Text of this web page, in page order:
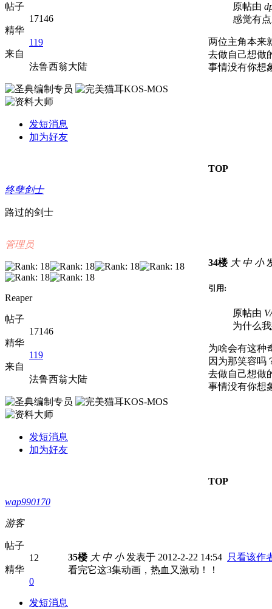
帖子
17146
精华
119
来自
法鲁西翁大陆
发短消息
加为好友
原帖由
感觉有
两位主角本来
去做自己想做
事情没有你想
TOP
终孽剑士
路过的剑士
管理员
Reaper
帖子
17146
精华
119
来自
法鲁西翁大陆
发短消息
加为好友
34楼 大 中 小
引用:
原帖由
为什么
为啥会有这种
因为那笑容吗
去做自己想做
事情没有你想
TOP
wap990170
游客
帖子
12
精华
0
发短消息
35楼 大 中 小发表于 2012-2-22 14:54 只看该作
看完它这3集动画，热血又激动！！